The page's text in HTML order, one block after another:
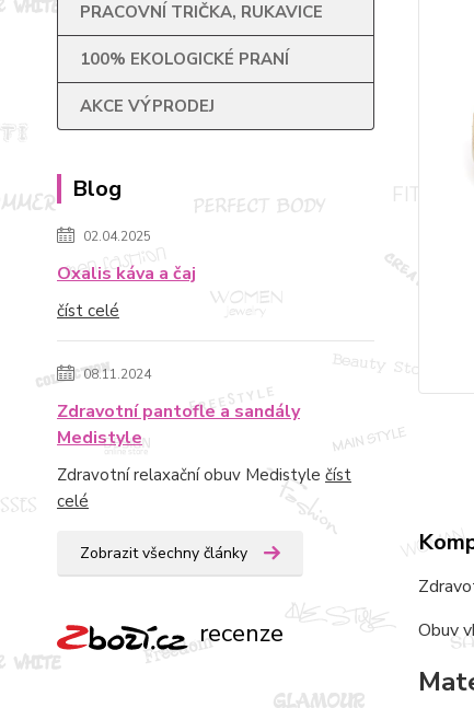
PRACOVNÍ TRIČKA, RUKAVICE
100% EKOLOGICKÉ PRANÍ
AKCE VÝPRODEJ
Blog
02.04.2025
Oxalis káva a čaj
číst celé
08.11.2024
Zdravotní pantofle a sandály
Medistyle
Zdravotní relaxační obuv Medistyle číst
celé
Zobrazit všechny články
recenze
Obuv